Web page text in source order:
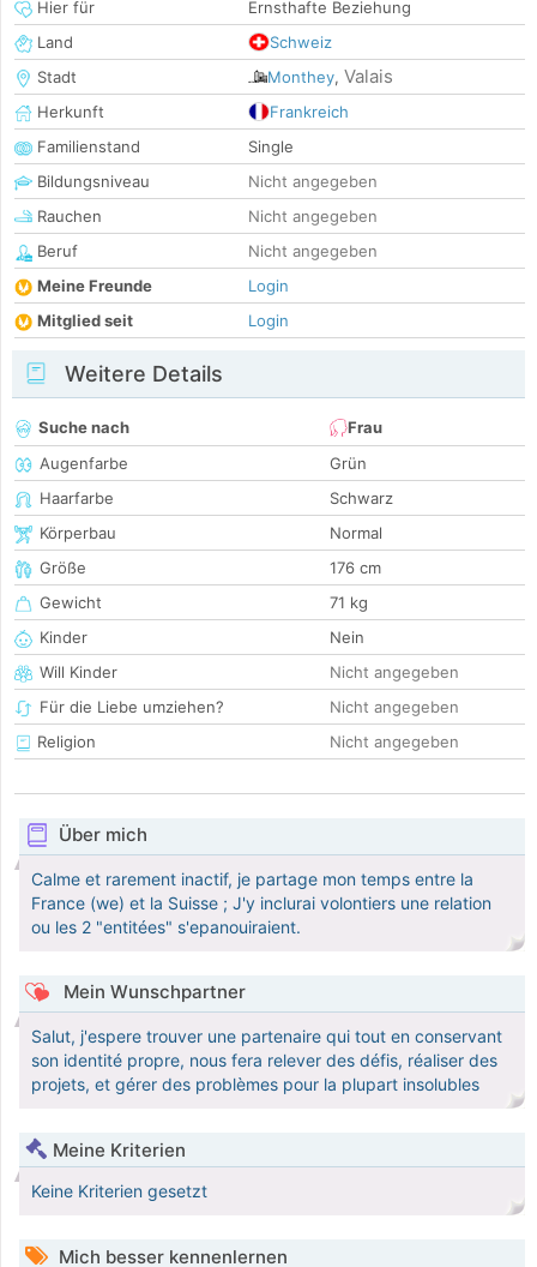
Hier für
Ernsthafte Beziehung
Land
Schweiz
Stadt
Monthey, Valais
Herkunft
Frankreich
Familienstand
Single
Bildungsniveau
Nicht angegeben
Rauchen
Nicht angegeben
Beruf
Nicht angegeben
Meine Freunde
Login
Mitglied seit
Login
Weitere Details
Suche nach
Frau
Augenfarbe
Grün
Haarfarbe
Schwarz
Körperbau
Normal
Größe
176 cm
Gewicht
71 kg
Kinder
Nein
Will Kinder
Nicht angegeben
Für die Liebe umziehen?
Nicht angegeben
Religion
Nicht angegeben
Über mich
Calme et rarement inactif, je partage mon temps entre la
France (we) et la Suisse ; J'y inclurai volontiers une relation
ou les 2 "entitées" s'epanouiraient.
Mein Wunschpartner
Salut, j'espere trouver une partenaire qui tout en conservant
son identité propre, nous fera relever des défis, réaliser des
projets, et gérer des problèmes pour la plupart insolubles
Meine Kriterien
Keine Kriterien gesetzt
Mich besser kennenlernen